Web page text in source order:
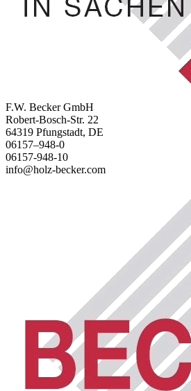
F.W. Becker GmbH
Robert-Bosch-Str. 22
64319 Pfungstadt, DE
06157–948-0
06157-948-10
info@holz-becker.com